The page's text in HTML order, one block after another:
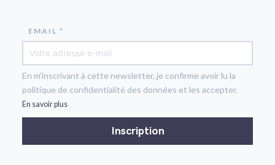
EMAIL *
En m'inscrivant à cette newsletter, je confirme avoir lu la
politique de confidentialité des données et les accepter.
En savoir plus